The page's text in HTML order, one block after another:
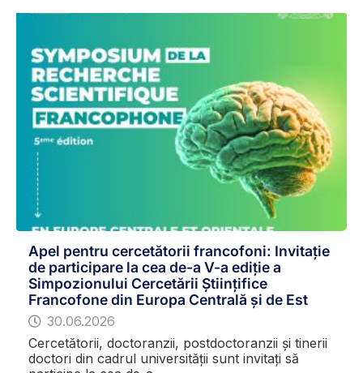
Apel pentru cercetătorii francofoni: Invitație
de participare la cea de-a V-a ediție a
Simpozionului Cercetării Științifice
Francofone din Europa Centrală și de Est
30.06.2026
Cercetătorii, doctoranzii, postdoctoranzii și tinerii
doctori din cadrul universității sunt invitați să